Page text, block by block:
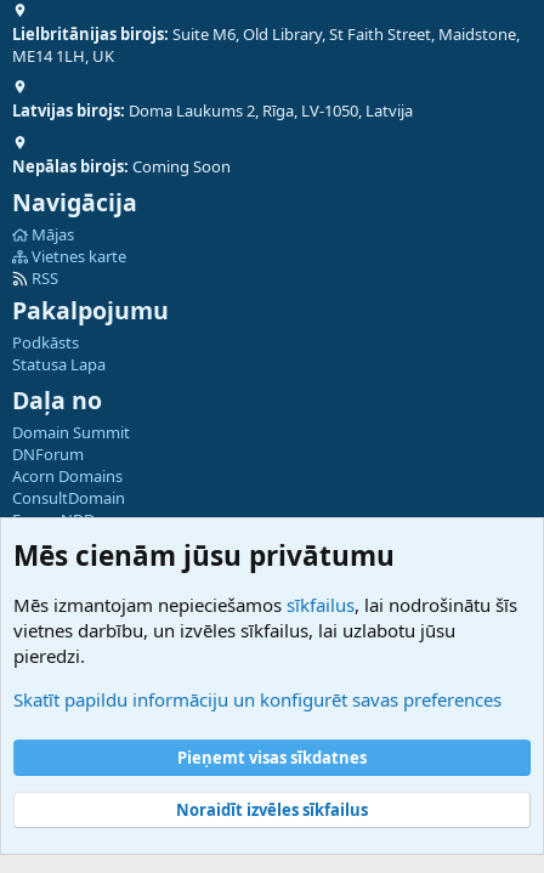
Lielbritānijas birojs: Suite M6, Old Library, St Faith Street, Maidstone,
ME14 1LH, UK
Latvijas birojs: Doma Laukums 2, Rīga, LV-1050, Latvija
Nepālas birojs: Coming Soon
Navigācija
Mājas
Vietnes karte
RSS
Pakalpojumu
Podkāsts
Statusa Lapa
Daļa no
Domain Summit
DNForum
Acorn Domains
ConsultDomain
ForumNDD
Domainforum.ro
27.be
Hostmaria
Atbalsts
Palīdzība
Noteikumi un nosacījumi
Privātuma politika
Community platform by XenForo® © 2010-2025 XenForo Ltd.
Mēs cienām jūsu privātumu
Mēs izmantojam nepieciešamos sīkfailus, lai nodrošinātu šīs
vietnes darbību, un izvēles sīkfailus, lai uzlabotu jūsu
pieredzi.
Skatīt papildu informāciju un konfigurēt savas preferences
Pieņemt visas sīkdatnes
Noraidīt izvēles sīkfailus